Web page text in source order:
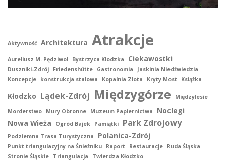
Aktywność Architektura Atrakcje
Aureliusz M. Pędziwol Bystrzyca Kłodzka Ciekawostki
Duszniki-Zdrój Friedenshütte Gastronomia
Jaskinia Niedźwiedzia
Koncepcje
konstrukcja stalowa Kopalnia Złota Kryty Most Książka
Kłodzko Lądek-Zdrój Międzygórze
Międzylesie
Morderstwo
Mury Obronne Muzeum Papiernictwa
Noclegi
Nowa Wieża
Ogród Bajek Pamiątki Park Zdrojowy
Podziemna Trasa Turystyczna Polanica-Zdrój
Punkt triangulacyjny na Śnieżniku Raport Restauracje
Ruda Śląska
Stronie Śląskie
Triangulacja Twierdza Kłodzko